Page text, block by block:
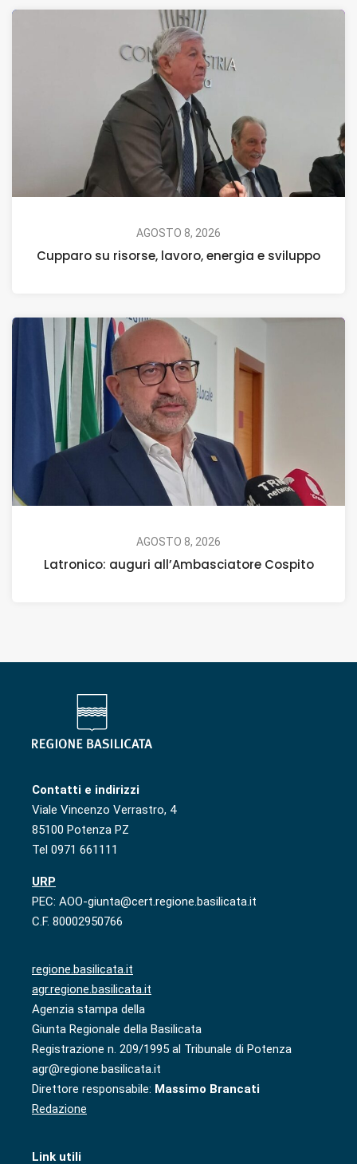
AGOSTO 8, 2026
Cupparo su risorse, lavoro, energia e sviluppo
AGOSTO 8, 2026
Latronico: auguri all’Ambasciatore Cospito
Contatti e indirizzi
Viale Vincenzo Verrastro, 4
85100 Potenza PZ
Tel 0971 661111
URP
PEC: AOO-giunta@cert.regione.basilicata.it
C.F. 80002950766
regione.basilicata.it
agr.regione.basilicata.it
Agenzia stampa della
Giunta Regionale della Basilicata
Registrazione n. 209/1995 al Tribunale di Potenza
agr@regione.basilicata.it
Direttore responsabile: Massimo Brancati
Redazione
Link utili